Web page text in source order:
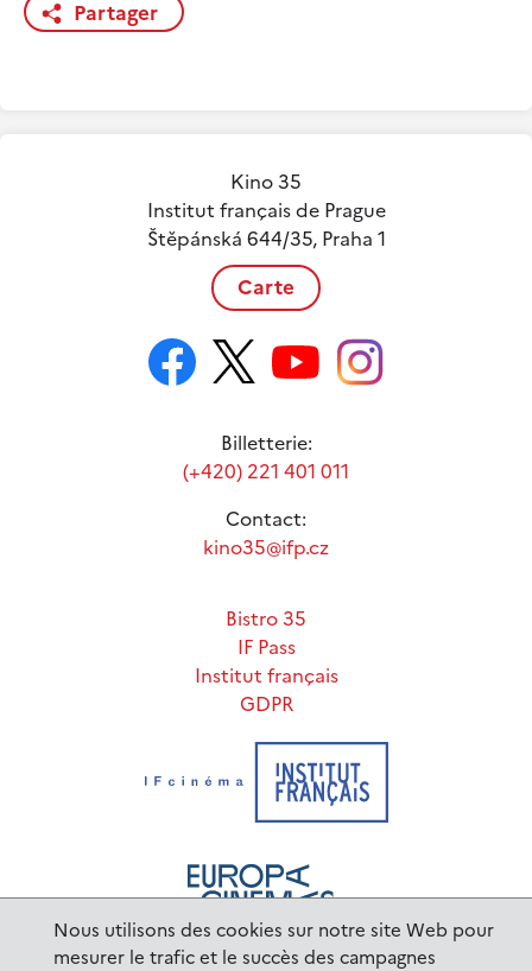
Nous utilisons des cookies sur notre site Web pour
mesurer le trafic et le succès des campagnes
Partager
Kino 35
Institut français de Prague
Štěpánská 644/35, Praha 1
Carte
Billetterie:
(+420) 221 401 011
Contact:
kino35@ifp.cz
Bistro 35
IF Pass
Institut français
GDPR